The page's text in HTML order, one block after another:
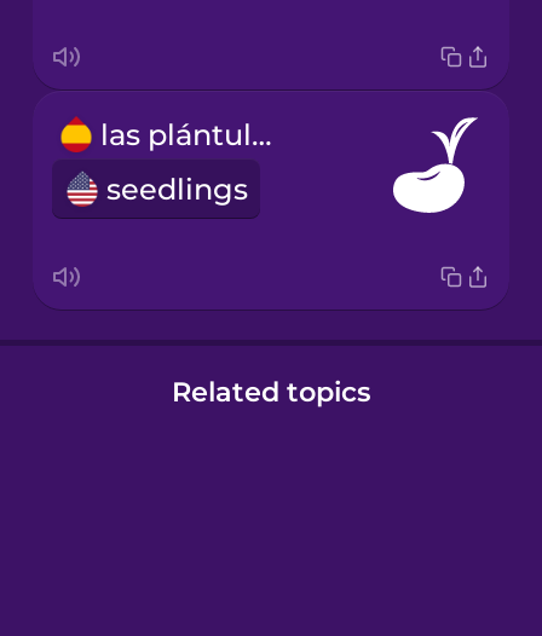
las plántulas
seedlings
Related topics